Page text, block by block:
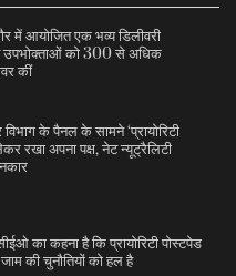
में आयोजित एक भव्य डिलीवरी
उपभोक्ताओं को 300 से अधिक
कीं
के पैनल के सामने ‘प्रायोरिटी
रखा अपना पक्ष, नेट न्यूट्रैलिटी
का कहना है कि प्रायोरिटी पोस्टपेड
जाम की चुनौतियों को हल है